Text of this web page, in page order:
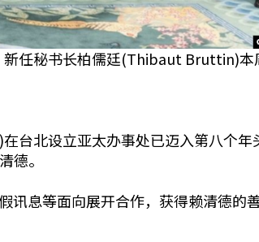
任秘书长柏儒廷(Thibaut Bruttin)本
北设立亚太办事处已迈入第八个年
德。
息等面向展开合作，获得赖清德的